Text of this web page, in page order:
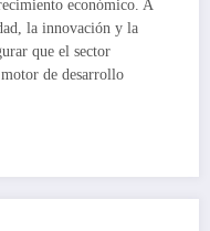
económico. A
la innovación y la
que el sector
de desarrollo